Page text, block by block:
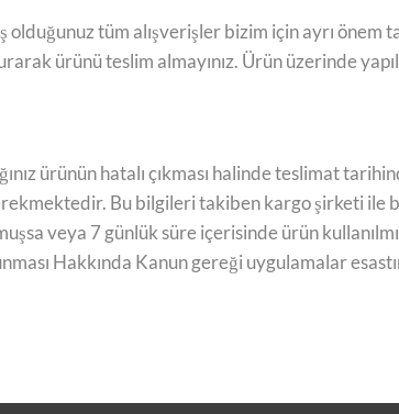
olduğunuz tüm alışverişler bizim için ayrı
ürünü teslim almayınız. Ürün üzerinde
ürünün hatalı çıkması halinde teslimat
Bu bilgileri takiben kargo şirketi ile
veya 7 günlük süre içerisinde ürün
Hakkında Kanun gereği uygulamalar